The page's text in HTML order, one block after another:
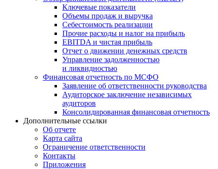
Ключевые показатели
Объемы продаж и выручка
Себестоимость реализации
Прочие расходы и налог на прибыль
EBITDA и чистая прибыль
Отчет о движении денежных средств
Управление задолженностью
и ликвидностью
Финансовая отчетность по МСФО
Заявление об ответственности руководства
Аудиторское заключение независимых
аудиторов
Консолидированная финансовая отчетность
Дополнительные ссылки
Об отчете
Карта сайта
Ограничение ответственности
Контакты
Приложения